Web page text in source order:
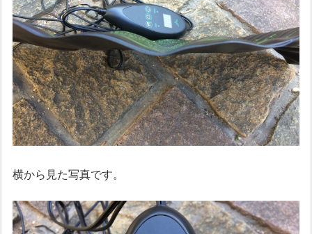
横から見た写真です。